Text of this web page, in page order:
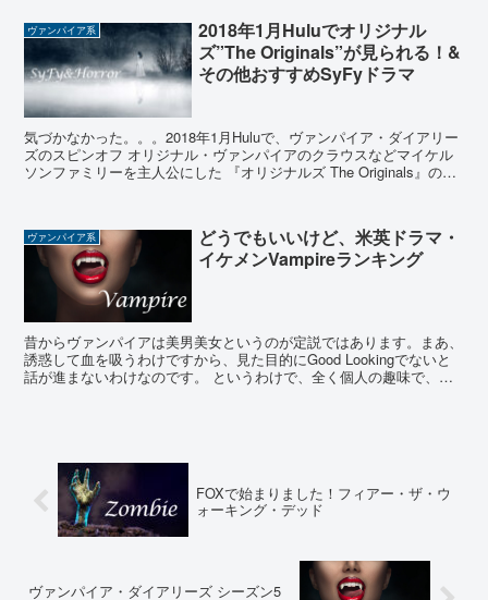
ヴァンパイア系
2018年1月Huluでオリジナル
ズ”The Originals”が見られる！&
その他おすすめSyFyドラマ
気づかなかった。。。2018年1月Huluで、ヴァンパイア・ダイアリー
ズのスピンオフ オリジナル・ヴァンパイアのクラウスなどマイケル
ソンファミリーを主人公にした 『オリジナルズ The Originals』のシ
ヴァンパイア系
どうでもいいけど、米英ドラマ・
イケメンVampireランキング
昔からヴァンパイアは美男美女というのが定説ではあります。まあ、
誘惑して血を吸うわけですから、見た目的にGood Lookingでないと
話が進まないわけなのです。 というわけで、全く個人の趣味で、何
FOXで始まりました！フィアー・ザ・ウ
ォーキング・デッド
ヴァンパイア・ダイアリーズ シーズン5